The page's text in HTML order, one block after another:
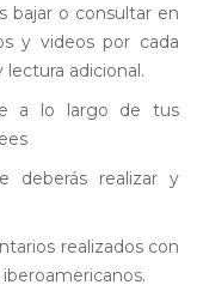
y videos por cada
lectura adicional.